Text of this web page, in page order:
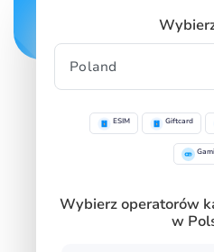
ESIM Giftcard
Wybierz operatorów
w